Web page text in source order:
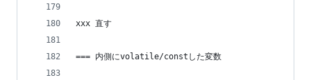
xxx 直す
=== 内側にvolatile/constした変数